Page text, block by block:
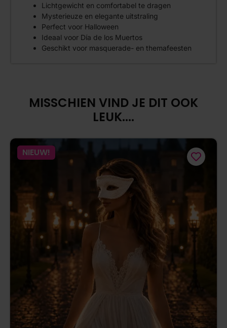
Lichtgewicht en comfortabel te dragen
Mysterieuze en elegante uitstraling
Perfect voor Halloween
Ideaal voor Día de los Muertos
Geschikt voor masquerade- en themafeesten
MISSCHIEN VIND JE DIT OOK
LEUK....
NIEUW!